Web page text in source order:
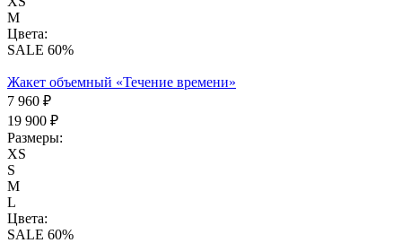
M
Цвета:
SALE 60%
Жакет объемный «Течение времени»
7 960 ₽
19 900 ₽
Размеры:
XS
S
M
L
Цвета:
SALE 60%